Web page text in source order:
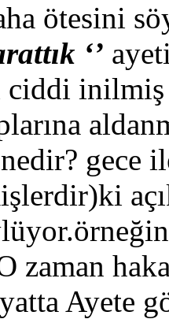
ötesini
‘’
gece
zaman
Ayete